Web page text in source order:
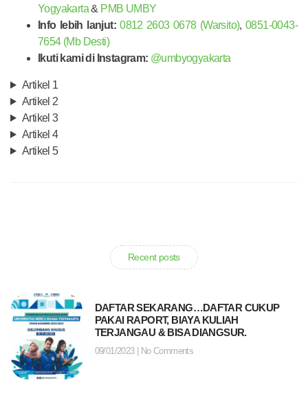
Yogyakarta& PMB UMBY
Info lebih lanjut: 0812 2603 0678 (Warsito), 0851-0043-
7654 (Mb Desti)
Ikuti kami di Instagram: @umbyogyakarta
Artikel 1
Artikel 2
Artikel 3
Artikel 4
Artikel 5
Recent posts
DAFTAR SEKARANG…DAFTAR CUKUP
PAKAI RAPORT, BIAYA KULIAH
TERJANGAU & BISA DIANGSUR.
09/01/2023 No Comments